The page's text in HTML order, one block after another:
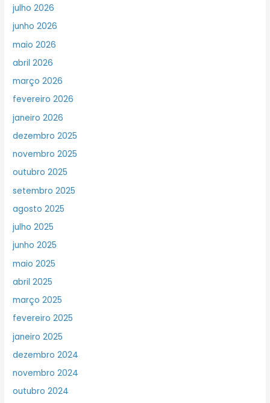
julho 2026
junho 2026
maio 2026
abril 2026
março 2026
fevereiro 2026
janeiro 2026
dezembro 2025
novembro 2025
outubro 2025
setembro 2025
agosto 2025
julho 2025
junho 2025
maio 2025
abril 2025
março 2025
fevereiro 2025
janeiro 2025
dezembro 2024
novembro 2024
outubro 2024